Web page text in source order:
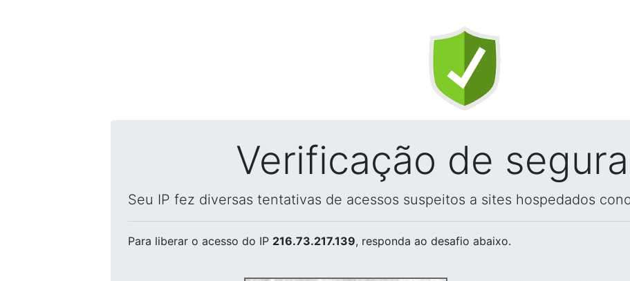
Verificação de
Seu IP fez diversas tentativas de acessos suspeitos a sites hospedados
Para liberar o acesso do IP 216.73.217.139, responda ao desafio abaixo.